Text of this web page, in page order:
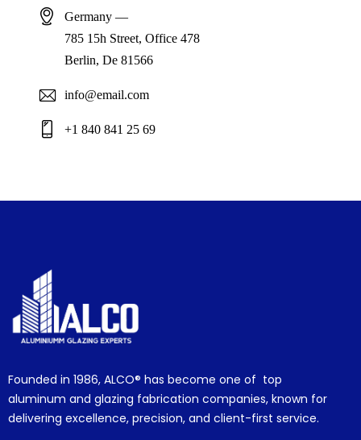
Germany —
785 15h Street, Office 478
Berlin, De 81566
info@email.com
+1 840 841 25 69
Founded in 1986, ALCO® has become one of top
aluminum and glazing fabrication companies, known for
delivering excellence, precision, and client-first service.